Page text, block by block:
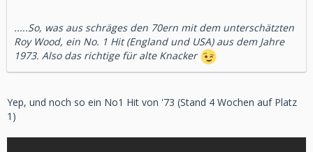
.....So, was aus schräges den 70ern mit dem unterschätzten
Roy Wood, ein No. 1 Hit (England und USA) aus dem Jahre
1973. Also das richtige für alte Knacker
Yep, und noch so ein No1 Hit von '73 (Stand 4 Wochen auf Platz
1)